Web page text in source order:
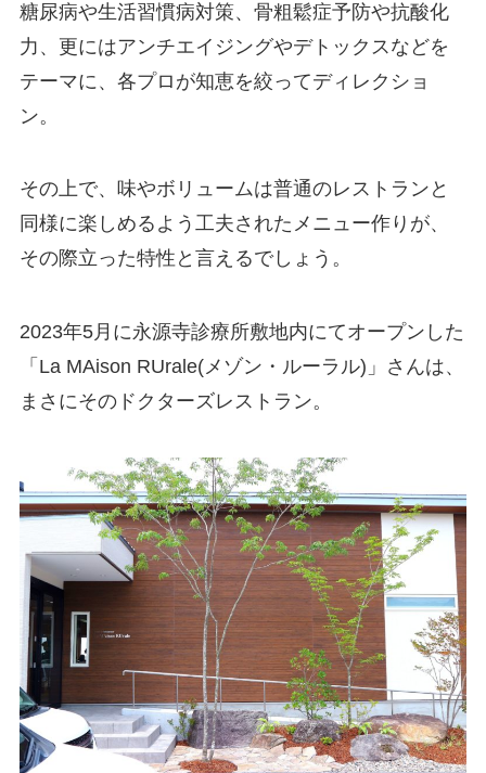
糖尿病や生活習慣病対策、骨粗鬆症予防や抗酸化
力、更にはアンチエイジングやデトックスなどを
テーマに、各プロが知恵を絞ってディレクショ
ン。
その上で、味やボリュームは普通のレストランと
同様に楽しめるよう工夫されたメニュー作りが、
その際立った特性と言えるでしょう。
2023年5月に永源寺診療所敷地内にてオープンした
「La MAison RUrale(メゾン・ルーラル)」さんは、
まさにそのドクターズレストラン。